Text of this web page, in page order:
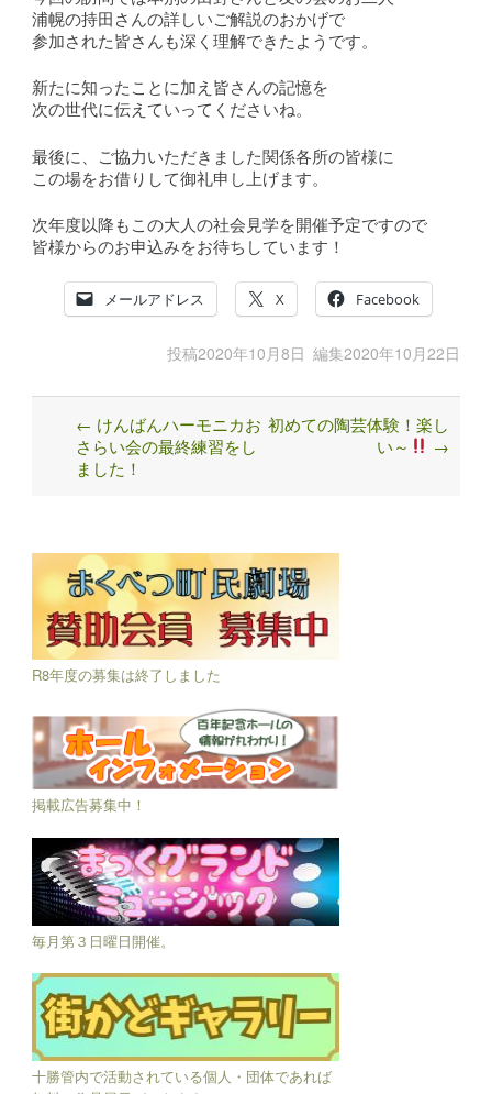
浦幌の持田さんの詳しいご解説のおかげで
参加された皆さんも深く理解できたようです。
新たに知ったことに加え皆さんの記憶を
次の世代に伝えていってくださいね。
最後に、ご協力いただきました関係各所の皆様に
この場をお借りして御礼申し上げます。
次年度以降もこの大人の社会見学を開催予定ですので
皆様からのお申込みをお待ちしています！
メールアドレス X Facebook
投稿2020年10月8日 編集2020年10月22日
Post
navigation
← けんばんハーモニカお
さらい会の最終練習をし
ました！
初めての陶芸体験！楽し
い～
→
R8年度の募集は終了しました
掲載広告募集中！
毎月第３日曜日開催。
十勝管内で活動されている個人・団体であれば